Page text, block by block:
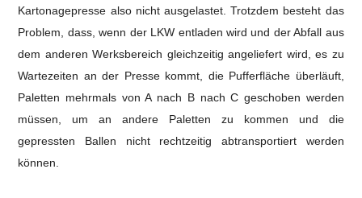
Kartonagepresse also nicht ausgelastet.Trotzdem besteht das
Problem, dass, wenn der LKW entladen wird und der Abfall aus
dem anderen Werksbereich gleichzeitig angeliefert wird, es zu
Wartezeiten an der Presse kommt, die Pufferfläche überläuft,
Paletten mehrmals von A nach B nach C geschoben werden
müssen, um an andere Paletten zu kommen und die
gepressten Ballen nicht rechtzeitig abtransportiert werden
können.